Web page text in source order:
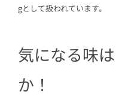
gとして扱われています。
気になる味
か！